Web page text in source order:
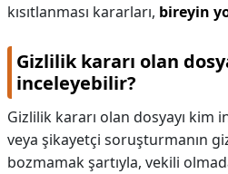
kısıtlanması kararları, bireyin
Gizlilik kararı olan
inceleyebilir?
Gizlilik kararı olan dosyayı kim
veya şikayetçi soruşturmanın
bozmamak şartıyla, vekili